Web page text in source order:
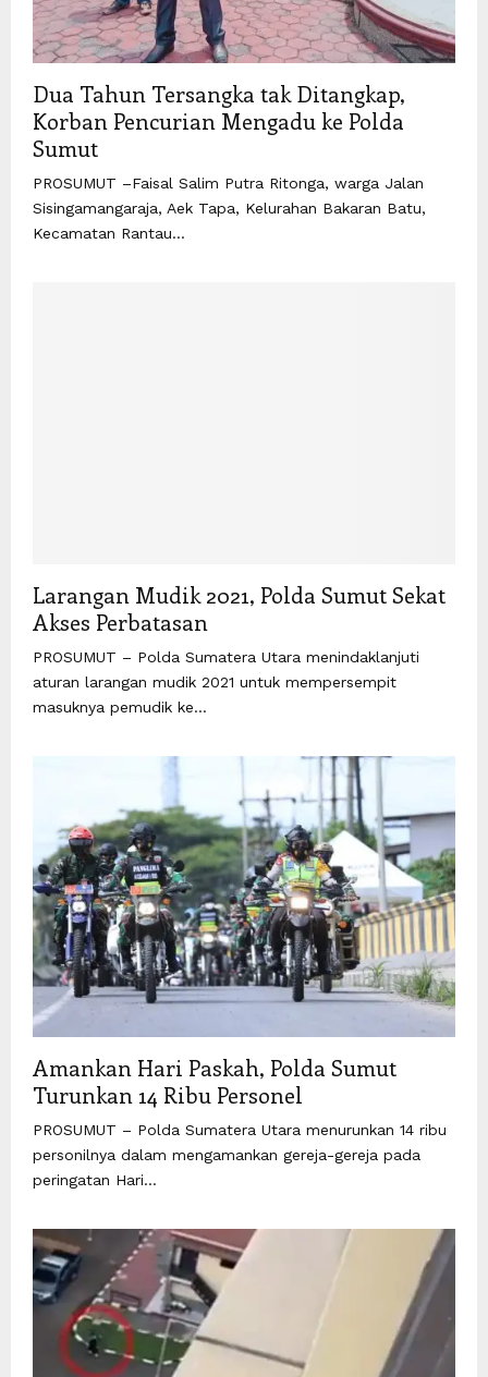
Dua Tahun Tersangka tak Ditangkap,
Korban Pencurian Mengadu ke Polda
Sumut
PROSUMUT –Faisal Salim Putra Ritonga, warga Jalan
Sisingamangaraja, Aek Tapa, Kelurahan Bakaran Batu,
Kecamatan Rantau...
Larangan Mudik 2021, Polda Sumut Sekat
Akses Perbatasan
PROSUMUT – Polda Sumatera Utara menindaklanjuti
aturan larangan mudik 2021 untuk mempersempit
masuknya pemudik ke...
Amankan Hari Paskah, Polda Sumut
Turunkan 14 Ribu Personel
PROSUMUT – Polda Sumatera Utara menurunkan 14 ribu
personilnya dalam mengamankan gereja-gereja pada
peringatan Hari...